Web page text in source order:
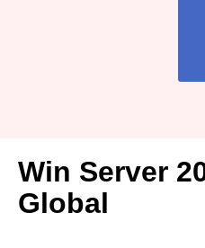
Win Server
Global